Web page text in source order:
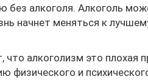
алкоголя. Алкоголь
начнет меняться к
алкоголизм это плохая
физического и